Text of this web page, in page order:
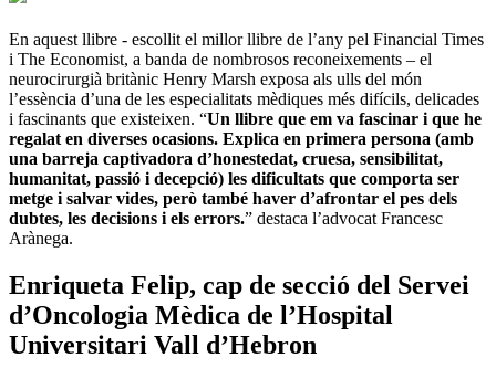
En aquest llibre - escollit el millor llibre de l’any pel Financial Times
i The Economist, a banda de nombrosos reconeixements – el
neurocirurgià britànic Henry Marsh exposa als ulls del món
l’essència d’una de les especialitats mèdiques més difícils, delicades
i fascinants que existeixen. “Un llibre que em va fascinar i que he
regalat en diverses ocasions. Explica en primera persona (amb
una barreja captivadora d’honestedat, cruesa, sensibilitat,
humanitat, passió i decepció) les dificultats que comporta ser
metge i salvar vides, però també haver d’afrontar el pes dels
dubtes, les decisions i els errors.” destaca l’advocat Francesc
Arànega.
Enriqueta Felip, cap de secció del Servei
d’Oncologia Mèdica de l’Hospital
Universitari Vall d’Hebron